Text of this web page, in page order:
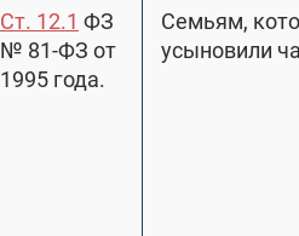
Ст. 12.1 ФЗ
№ 81-ФЗ от
1995 года.
Семьям,
усыновили